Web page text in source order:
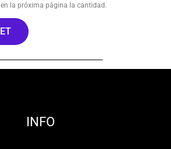
la próxima página la cantidad.
INFO